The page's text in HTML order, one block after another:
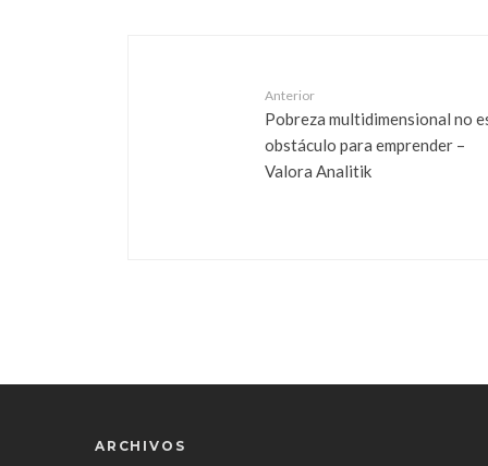
Anterior
Pobreza multidimensional no
obstáculo para emprender –
Valora Analitik
ARCHIVOS